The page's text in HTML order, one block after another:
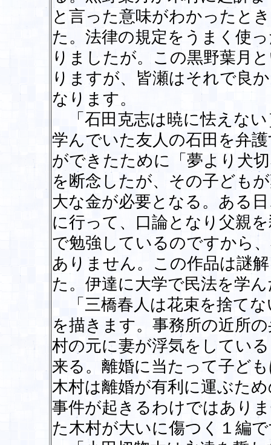
と言った意味がわかったと
た。法律の規定をうまく使
りましたが。この黒野葉月
りますが、皆瀬はそれで良
なります。
「石田克志は暁に怯えな
学んでいた友人の石田を弁
ができたために「夢より犬
を断念したが、その子ども
大な金が必要となる。ある
に行って、口論となり父親
で勉強しているのですから
ありません。この作品は謎
た。伊達に大学で民法を学
「三橋春人は花束を捨てな
を描きます。事務所の近所
村の元に妻が浮気をしてい
来る。離婚に当たって子ど
木村は離婚が有利に運ぶた
事件が起きるわけではあり
た木村が大いに傷つく１編